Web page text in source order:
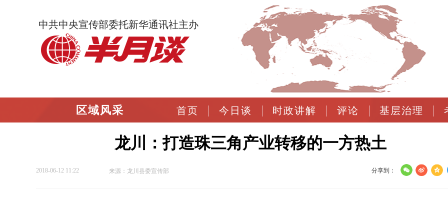
中共中央宣传部委托新华通讯社主办
区域风采 首页 今日谈 时政讲解 评论 基层治理
龙川：打造珠三角产业转移的一方热土
2018-06-12 11:22 来源：龙川县委宣传部 分享到：